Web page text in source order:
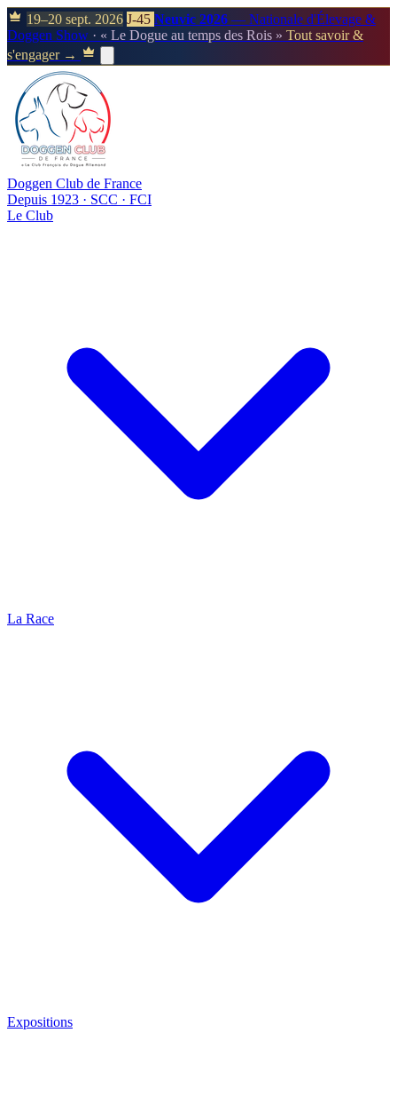
19–20 sept. 2026 J-45 Neuvic 2026 — Nationale d'Élevage &
Doggen Show · « Le Dogue au temps des Rois » Tout savoir &
s'engager →
Doggen Club de France
Depuis 1923 · SCC · FCI
Le Club
La Race
Expositions